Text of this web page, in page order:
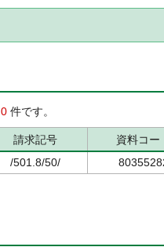
0 件です。
請求記号
資料コー
/501.8/50/